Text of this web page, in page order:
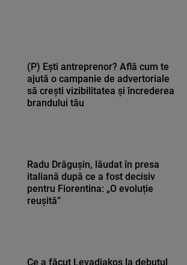
(P) Ești antreprenor? Află cum te
ajută o campanie de advertoriale
să crești vizibilitatea și încrederea
brandului tău
Radu Drăgușin, lăudat în presa
italiană după ce a fost decisiv
pentru Fiorentina: „O evoluție
reușită”
Ce a făcut Levadiakos la debutul